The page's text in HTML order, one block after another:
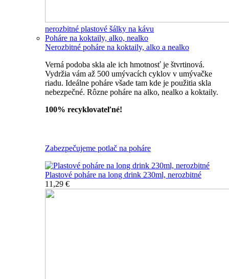
nerozbitné plastové šálky na kávu
Poháre na koktaily, alko, nealko
Nerozbitné poháre na koktaily, alko a nealko
Verná podoba skla ale ich hmotnosť je štvrtinová.
Vydržia vám až 500 umývacích cyklov v umývačke
riadu. Ideálne poháre všade tam kde je použitia skla
nebezpečné. Rôzne poháre na alko, nealko a koktaily.
100% recyklovateľné!
Zabezpečujeme potlač na poháre
Plastové poháre na long drink 230ml, nerozbitné
11,29 €